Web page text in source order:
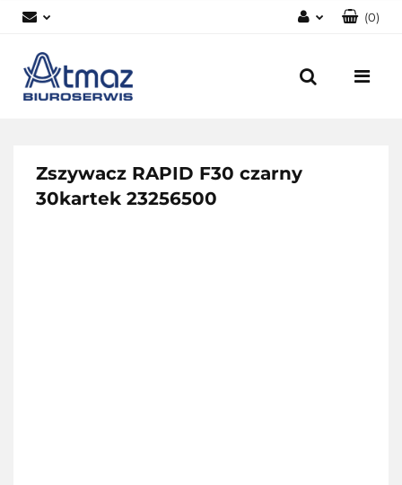
Zarejestruj się
(0)
Zszywacz RAPID F30 czarny
30kartek 23256500